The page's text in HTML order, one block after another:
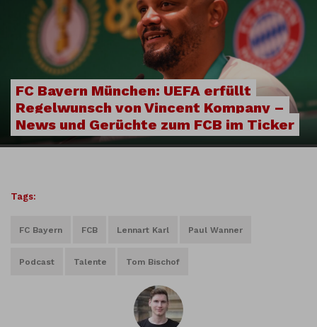
FC Bayern München: UEFA erfüllt
Regelwunsch von Vincent Kompany –
News und Gerüchte zum FCB im Ticker
Tags:
FC Bayern FCB Lennart Karl Paul Wanner
Podcast Talente Tom Bischof